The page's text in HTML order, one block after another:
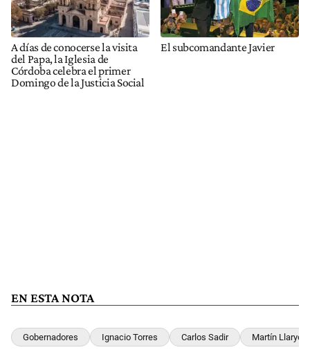
A días de conocerse la visita
del Papa, la Iglesia de
Córdoba celebra el primer
Domingo de la Justicia Social
El subcomandante Javier
EN ESTA NOTA
Gobernadores Ignacio Torres Carlos Sadir Martín Llaryora